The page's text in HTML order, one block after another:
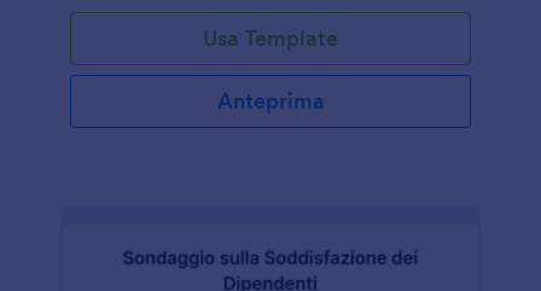
Usa Template
Anteprima